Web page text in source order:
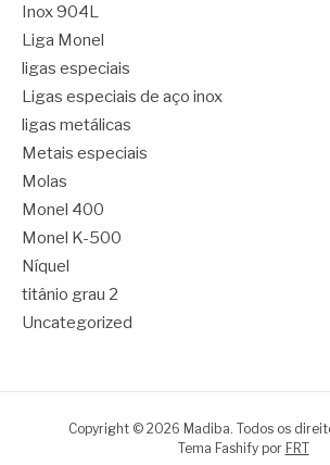
Inox 904L
Liga Monel
ligas especiais
Ligas especiais de aço inox
ligas metálicas
Metais especiais
Molas
Monel 400
Monel K-500
Níquel
titânio grau 2
Uncategorized
Copyright © 2026 Madiba. Todos os
Tema Fashify por FRT